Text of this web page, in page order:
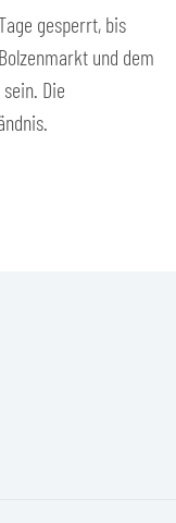
gesperrt, bis
und dem
Die